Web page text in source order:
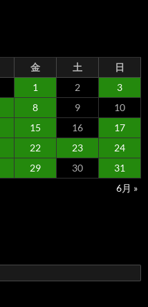
金 土
日
1
2
3
8 9
10
15 16
17
22 23
24
29 30
31
6月 »